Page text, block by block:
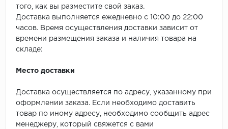
того, как вы разместите свой заказ.
Доставка выполняется ежедневно с 10:00 до 22:00
часов. Время осуществления доставки зависит от
времени размещения заказа и наличия товара на
складе:
Место доставки
Доставка осуществляется по адресу, указанному при
оформлении заказа. Если необходимо доставить
товар по иному адресу, необходимо сообщить адрес
менеджеру, который свяжется с вами